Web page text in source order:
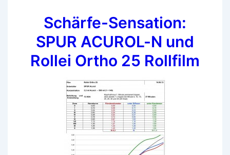
Ortho
Rollfilm
Testset
Schärfe-Sensation:
SPUR ACUROL-N und
Rollei Ortho 25 Rollfilm